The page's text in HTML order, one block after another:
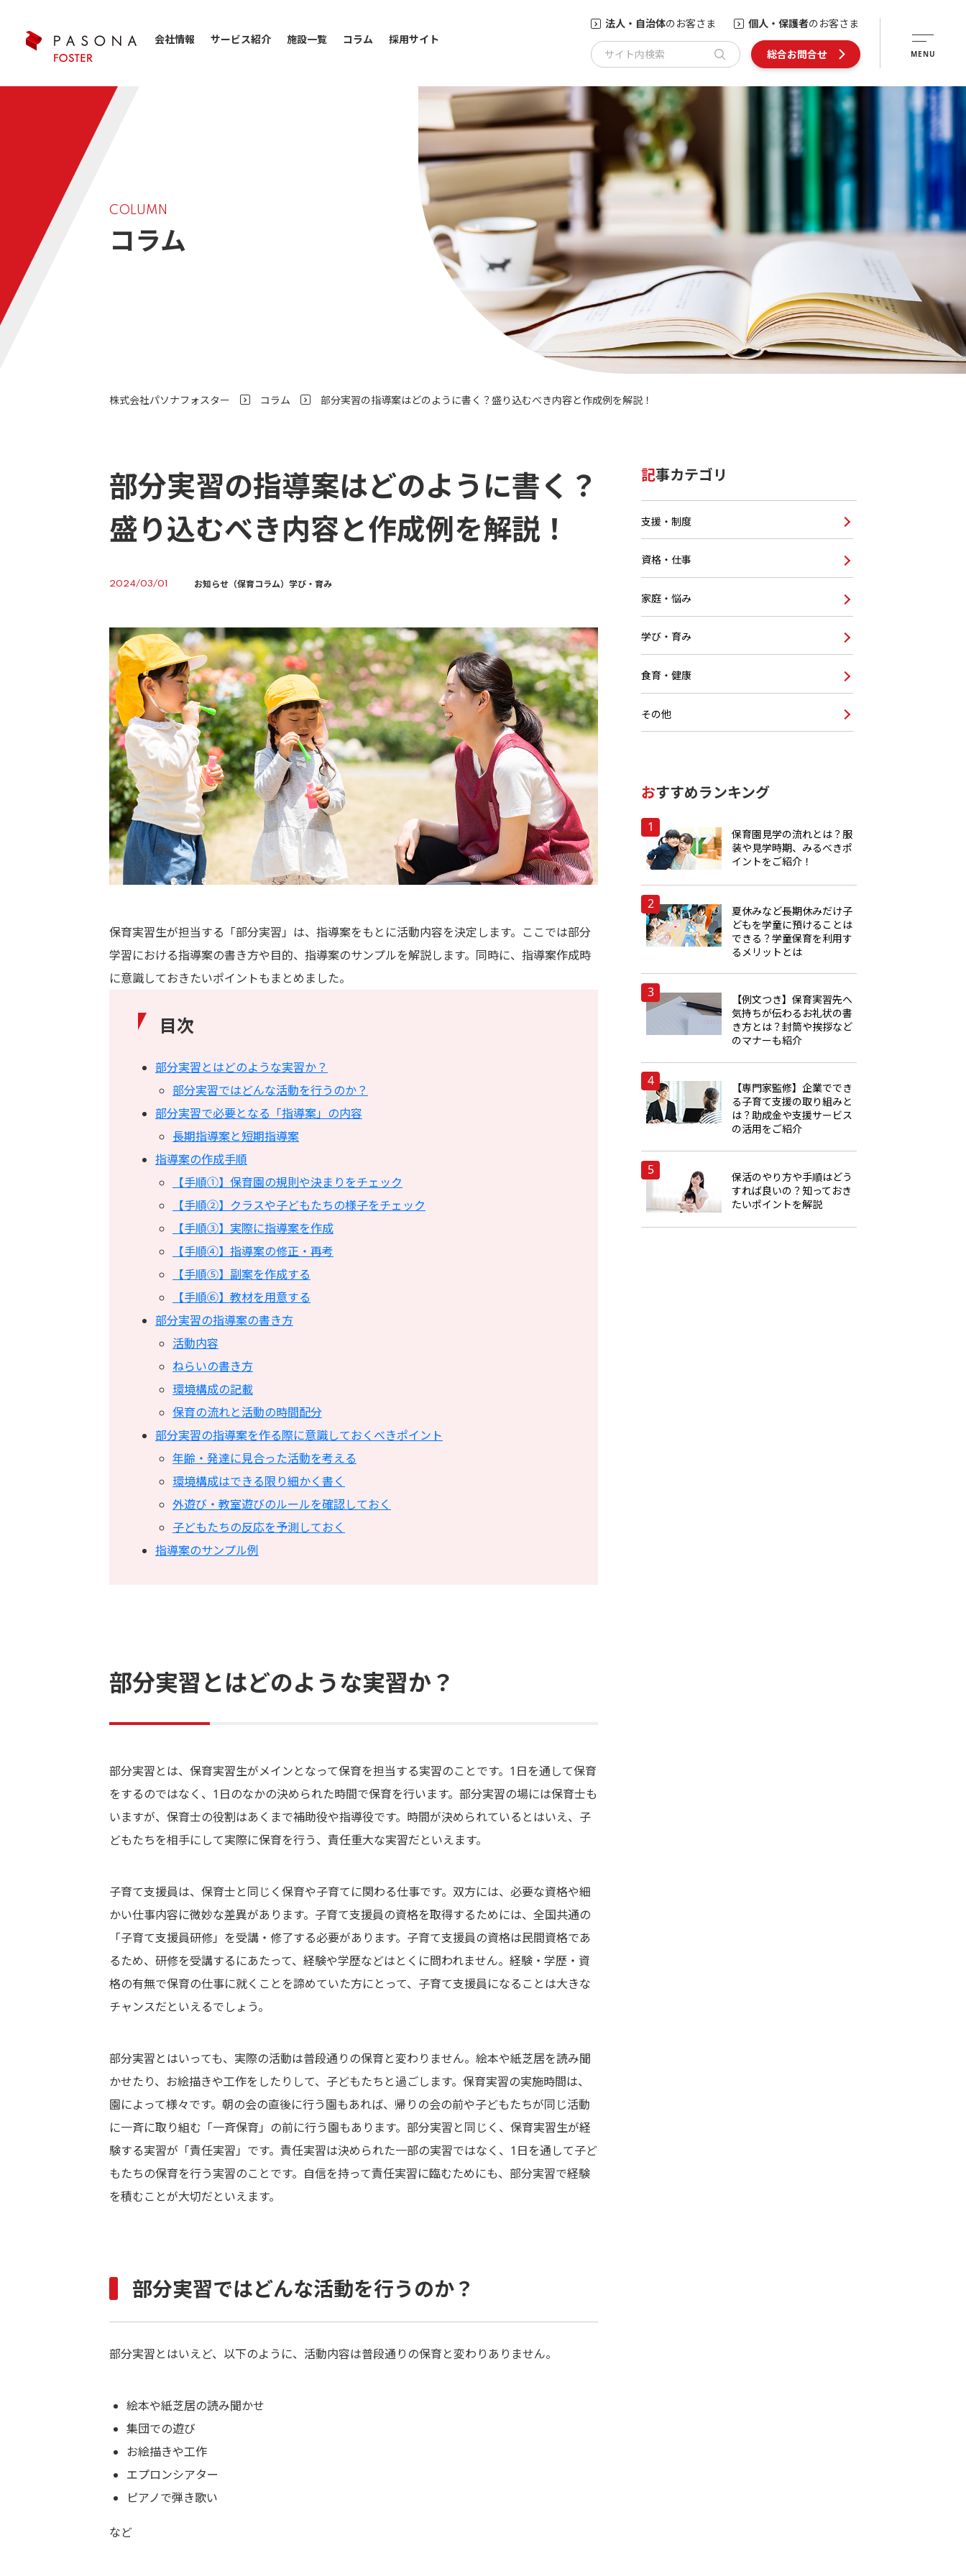
会社情報 サービス紹介 施設一覧 コラム 採用サイト
法人・自治体のお客さま 個人・保護者のお客さま
サイト内検索 総合お問合せ
COLUMN
コラム
株式会社パソナフォスター >コラム >
部分実習の指導案はどのように書く？盛り込むべき内容と作成例を解説！
部分実習の指導案はどのように書く？
盛り込むべき内容と作成例を解説！
2024/03/01 お知らせ（保育コラム） 学び・育み
保育実習生が担当する「部分実習」は、指導案をもとに活動内容を決定します。ここでは部分
学習における指導案の書き方や目的、指導案のサンプルを解説します。同時に、指導案作成時
に意識しておきたいポイントもまとめました。
目次
部分実習とはどのような実習か？
部分実習ではどんな活動を行うのか？
部分実習で必要となる「指導案」の内容
長期指導案と短期指導案
指導案の作成手順
【手順①】保育園の規則や決まりをチェック
【手順②】クラスや子どもたちの様子をチェック
【手順③】実際に指導案を作成
【手順④】指導案の修正・再考
【手順⑤】副案を作成する
【手順⑥】教材を用意する
部分実習の指導案の書き方
活動内容
ねらいの書き方
環境構成の記載
保育の流れと活動の時間配分
部分実習の指導案を作る際に意識しておくべきポイント
年齢・発達に見合った活動を考える
環境構成はできる限り細かく書く
外遊び・教室遊びのルールを確認しておく
子どもたちの反応を予測しておく
指導案のサンプル例
部分実習とはどのような実習か？
部分実習とは、保育実習生がメインとなって保育を担当する実習のことです。1日を通して保育
をするのではなく、1日のなかの決められた時間で保育を行います。部分実習の場には保育士も
いますが、保育士の役割はあくまで補助役や指導役です。時間が決められているとはいえ、子
どもたちを相手にして実際に保育を行う、責任重大な実習だといえます。
子育て支援員は、保育士と同じく保育や子育てに関わる仕事です。双方には、必要な資格や細
かい仕事内容に微妙な差異があります。子育て支援員の資格を取得するためには、全国共通の
「子育て支援員研修」を受講・修了する必要があります。子育て支援員の資格は民間資格であ
るため、研修を受講するにあたって、経験や学歴などはとくに問われません。経験・学歴・資
格の有無で保育の仕事に就くことを諦めていた方にとって、子育て支援員になることは大きな
チャンスだといえるでしょう。
部分実習とはいっても、実際の活動は普段通りの保育と変わりません。絵本や紙芝居を読み聞
かせたり、お絵描きや工作をしたりして、子どもたちと過ごします。保育実習の実施時間は、
園によって様々です。朝の会の直後に行う園もあれば、帰りの会の前や子どもたちが同じ活動
に一斉に取り組む「一斉保育」の前に行う園もあります。部分実習と同じく、保育実習生が経
験する実習が「責任実習」です。責任実習は決められた一部の実習ではなく、1日を通して子ど
もたちの保育を行う実習のことです。自信を持って責任実習に臨むためにも、部分実習で経験
を積むことが大切だといえます。
部分実習ではどんな活動を行うのか？
部分実習とはいえど、以下のように、活動内容は普段通りの保育と変わりありません。
絵本や紙芝居の読み聞かせ
集団での遊び
お絵描きや工作
エプロンシアター
ピアノで弾き歌い
など
記事カテゴリ
支援・制度
資格・仕事
家庭・悩み
学び・育み
食育・健康
その他
おすすめランキング
保育園見学の流れとは？服
装や見学時期、みるべきポ
イントをご紹介！
夏休みなど長期休みだけ子
どもを学童に預けることは
できる？学童保育を利用す
るメリットとは
【例文つき】保育実習先へ
気持ちが伝わるお礼状の書
き方とは？封筒や挨拶など
のマナーも紹介
【専門家監修】企業ででき
る子育て支援の取り組みと
は？助成金や支援サービス
の活用をご紹介
保活のやり方や手順はどう
すれば良いの？知っておき
たいポイントを解説